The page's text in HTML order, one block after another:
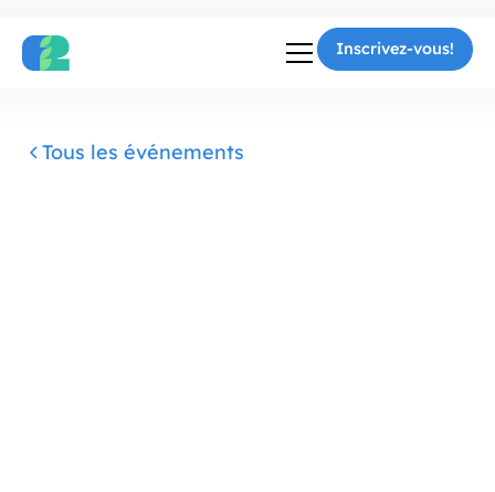
Inscrivez-vous!
Tous les événements